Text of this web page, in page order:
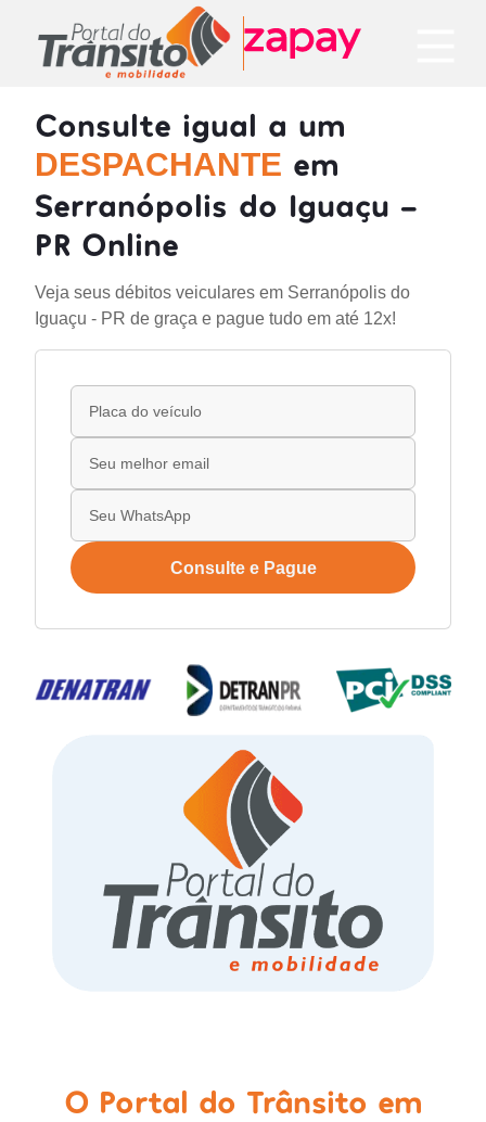
Consulte igual a um
DESPACHANTE em
Serranópolis do Iguaçu -
PR Online
Veja seus débitos veiculares em Serranópolis do
Iguaçu - PR de graça e pague tudo em até 12x!
Consulte e Pague
O Portal do Trânsito em